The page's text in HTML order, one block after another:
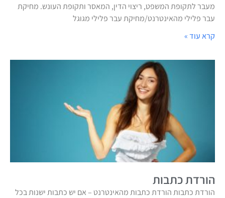
מעבר לתקופת המשפט, ריצוי הדין, המאסר ותקופת העונש. מחיקת
עבר פלילי מהאינטרנט/מחיקת עבר פלילי מגוגל
קרא עוד »
הורדת כתבות
הורדת כתבות הורדת כתבות מהאינטרנט – אם יש כתבות ישנות בכל